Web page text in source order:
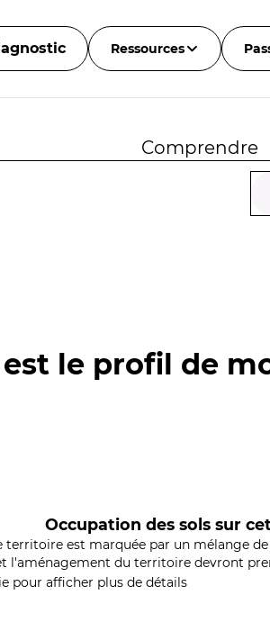
Ressources
Comprendre
le profil de
Occupation des sols sur
territoire est marquée par un mélange
l'aménagement du territoire devront
pour afficher plus de détails